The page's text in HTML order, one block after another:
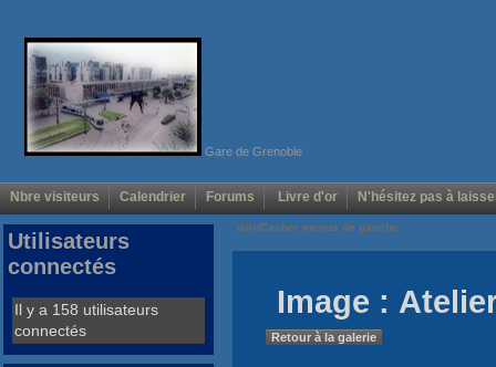
Gare de Grenoble
Nbre visiteurs Calendrier Forums Livre d'or N'hésitez pas à
Voir/Cacher menus de gauche
Image :
Retour à la galerie
Utilisateurs
connectés
Il y a 158 utilisateurs
connectés